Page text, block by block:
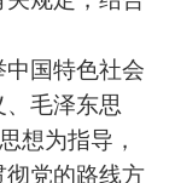
国特色社会
毛泽东思
想为指导，
党的路线方